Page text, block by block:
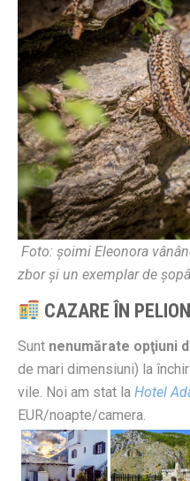
Foto: șoimi Eleonora
zbor și un exemplar de
CAZARE ÎN
Sunt nenumărate opţiuni
de mari dimensiuni) la
vile. Noi am stat la Hotel
EUR/noapte/camera.